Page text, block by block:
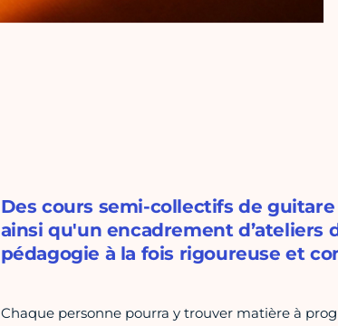
Des cours semi-collectifs de
ainsi qu'un encadrement d’ateliers
pédagogie à la fois rigoureuse et
Chaque personne pourra y trouver matière à